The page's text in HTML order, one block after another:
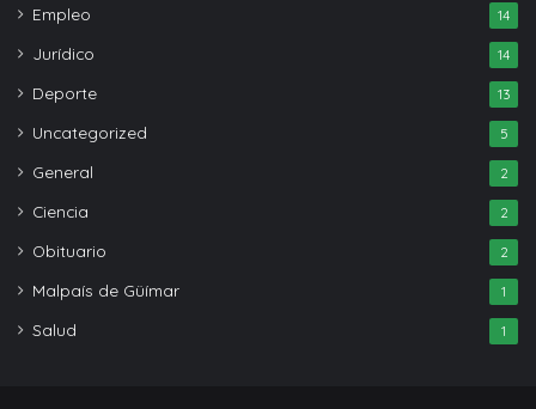
Empleo 14
Jurídico 14
Deporte 13
Uncategorized 5
General 2
Ciencia 2
Obituario 2
Malpaís de Güímar 1
Salud 1